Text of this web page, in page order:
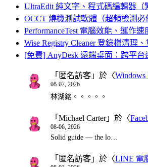
UltraEdit 純文字、程式碼編輯器（
OCCT 燒機測試軟體（超頻檢測必
PerformanceTest 電腦效能、運作
Wise Registry Cleaner 登錄檔清理
[免費] AnyDesk 遠端桌面：跨平台
「 匿名訪客 」於〈
08-07, 2026
林湖銘。。。。。
「 Michael Carter」於〈
08-06, 2026
Solid guide — the lo…
「 匿名訪客 」於〈LINE 電